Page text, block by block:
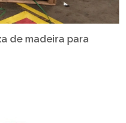
de madeira para